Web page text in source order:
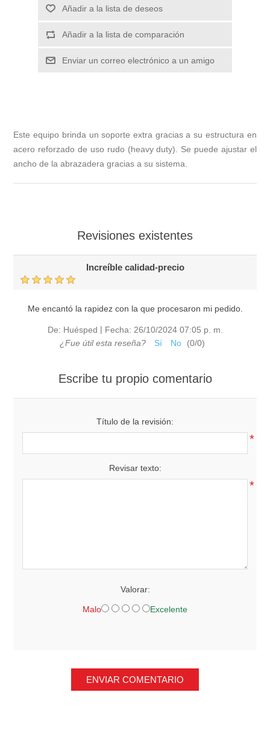
Añadir a la lista de deseos
Añadir a la lista de comparación
Enviar un correo electrónico a un amigo
Este equipo brinda un soporte extra gracias a su estructura en
acero reforzado de uso rudo (heavy duty). Se puede ajustar el
ancho de la abrazadera gracias a su sistema.
Revisiones existentes
Increíble calidad-precio
Me encantó la rapidez con la que procesaron mi pedido.
De: Huésped | Fecha: 26/10/2024 07:05 p. m.
¿Fue útil esta reseña?
Sí No (0/0)
Escribe tu propio comentario
Título de la revisión:
*
Revisar texto:
*
Valorar:
Malo Excelente
ENVIAR COMENTARIO